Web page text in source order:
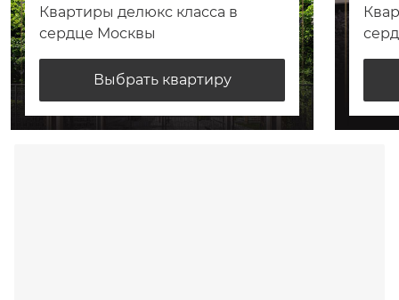
Квартиры делюкс класса в
сердце Москвы
Выбрать квартиру